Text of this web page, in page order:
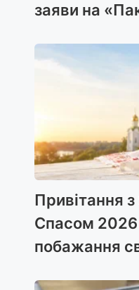
заяви на
Привітання
Спасом 2026
побажання